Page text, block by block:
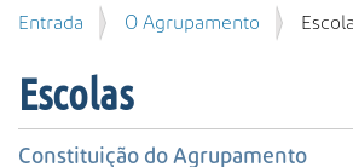
i
r
P
q
i
Entrada O Agrupamento
Escolas
Constituição do Agrupamento